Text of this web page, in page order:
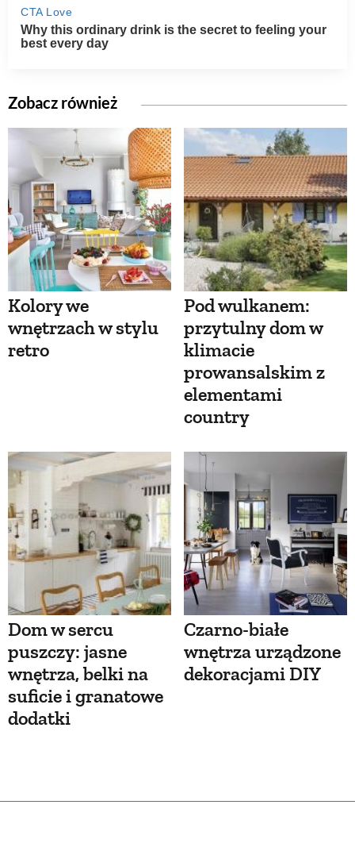
Zobacz również
Kolory we
wnętrzach w stylu
retro
Pod wulkanem:
przytulny dom w
klimacie
prowansalskim z
elementami
country
Dom w sercu
puszczy: jasne
wnętrza, belki na
suficie i granatowe
dodatki
Czarno-białe
wnętrza urządzone
dekoracjami DIY